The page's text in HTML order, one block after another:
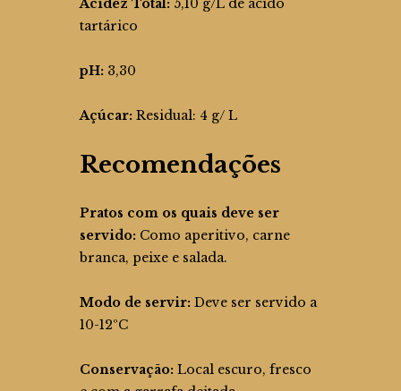
Acidez Total: 5,10 g/L de ácido
tartárico
pH: 3,30
Açúcar: Residual: 4 g/ L
Recomendações
Pratos com os quais deve ser
servido: Como aperitivo, carne
branca, peixe e salada.
Modo de servir: Deve ser servido a
10-12ºC
Conservação: Local escuro, fresco